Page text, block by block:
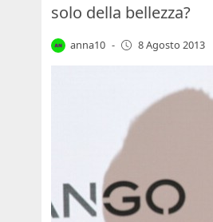
solo della bellezza?
anna10 - 8 Agosto 2013